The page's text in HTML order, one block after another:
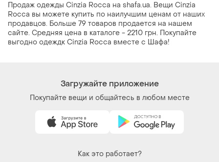
Продаж одежды Cinzia Rocca на shafa.ua. Вещи Cinzia
Rocca вы можете купить по наилучшим ценам от наших
продавцов. Больше 79 товаров продается на нашем
сайте. Средняя цена в каталоге - 2210 грн. Покупайте
выгодно одеждк Cinzia Rocca вместе с Шафа!
Загружайте приложение
Покупайте вещи и общайтесь в любом месте
Как это работает?